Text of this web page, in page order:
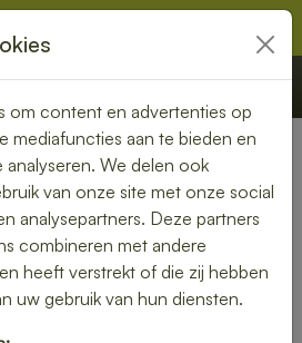
Offerte Bestellen
bezorgen in
om content en advertenties op
mediafuncties aan te bieden en
We delen ook
van onze site met onze social
analysepartners. Deze partners
combineren met andere
heeft verstrekt of die zij hebben
uw gebruik van hun diensten.